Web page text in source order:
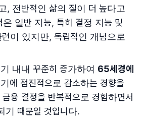
, 전반적인 삶의 질이 더 높다고
일반 지능, 특히 결정 지능 및
이 있지만, 독립적인 개념으로
내내 꾸준히 증가하여 65세경에
에 점진적으로 감소하는 경향을
융 결정을 반복적으로 경험하면서
기 때문일 것입니다.